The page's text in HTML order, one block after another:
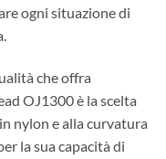
ogni situazione di
che offra
OJ1300 è la scelta
nylon e alla curvatura
la sua capacità di